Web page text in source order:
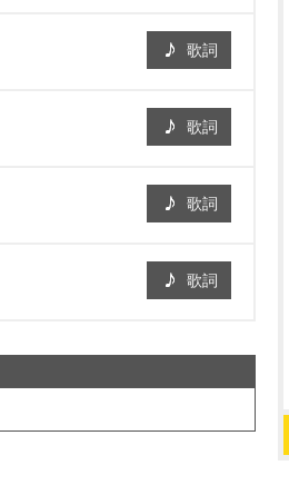
歌詞
歌詞
歌詞
歌詞